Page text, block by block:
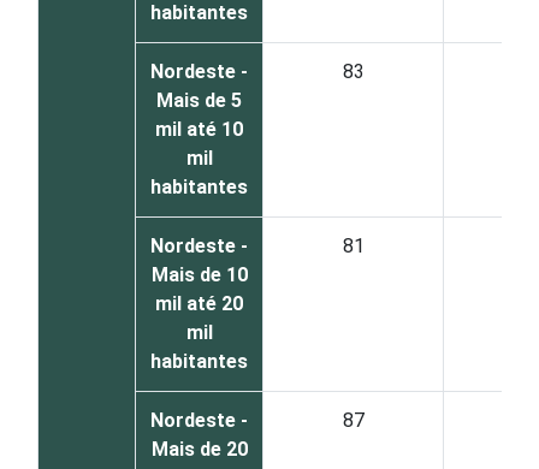
habitantes
Nordeste -
Mais de 5
mil até 10
mil
habitantes
83
Nordeste -
Mais de 10
mil até 20
mil
habitantes
81
Nordeste -
Mais de 20
87